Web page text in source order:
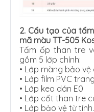
2. Cấu tạo của
mã màu TT-505
Tấm ốp than tre
gồm 5 lớp chính:
• Lớp màng bảo vệ
• Lớp film PVC
• Lớp keo dán E0
• Lớp cốt than tre
• Lớp bảo vệ từ tính.